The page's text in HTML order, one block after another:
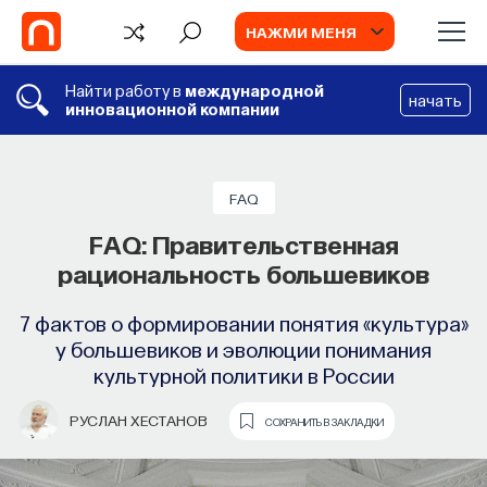
НАЖМИ МЕНЯ
Найти работу в международной
инновационной компании
начать
FAQ
FAQ: Правительственная
рациональность большевиков
7 фактов о формировании понятия «культура»
у большевиков и эволюции понимания
культурной политики в России
РУСЛАН ХЕСТАНОВ СОХРАНИТЬ В ЗАКЛАДКИ
Химия между нейронами:
вещества, которые управляют нами
Как наши память, потребности, эмоции,
сигналов от нейромедиаторов?
ВЯЧЕСЛАВ ДУБЫНИН СОХРАНИТЬ В ЗАКЛАДКИ
Фатализм
Отпустить прошлое… и настоящее